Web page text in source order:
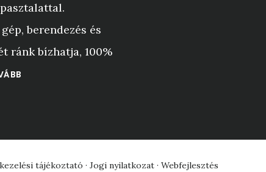
berendezés és
ránk bízhatja, 100%
tájékoztató · Jogi nyilatkozat · Webfejlesztés